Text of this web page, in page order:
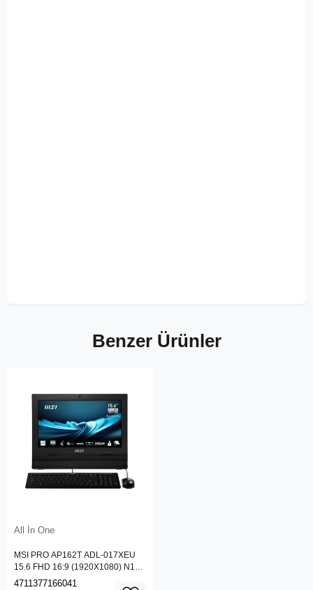
Benzer Ürünler
All İn One
MSI PRO AP162T ADL-017XEU
15.6 FHD 16:9 (1920X1080) N100
4GB DDR4 256GB SSD DOS AIO
4711377166041